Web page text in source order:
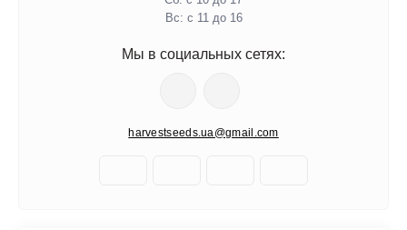
Вс: с 11 до 16
Мы в социальных сетях:
harvestseeds.ua@gmail.com